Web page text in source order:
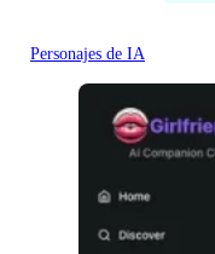
Personajes de IA